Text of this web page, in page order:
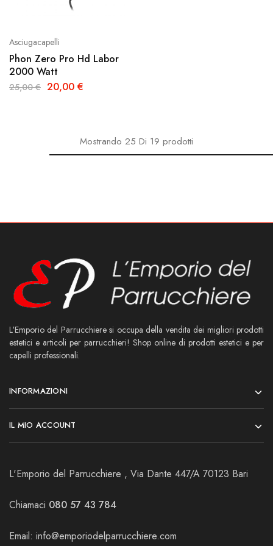
Asciugacapelli
Phon Zero Pro Hd Labor
2000 Watt
25,00€ 20,00 €
Mostrando 25 Di 19 prodotti
L'Emporio del Parrucchiere si occupa della vendita dei migliori prodotti
estetici e articoli per parrucchieri! Shop online di prodotti estetici e per
capelli professionali.
INFORMAZIONI
IL MIO ACCOUNT
L'Emporio del Parrucchiere , Via Dante 447/A 70123 Bari
Chiamaci 080 57 43 784
Email: info@emporiodelparrucchiere.com